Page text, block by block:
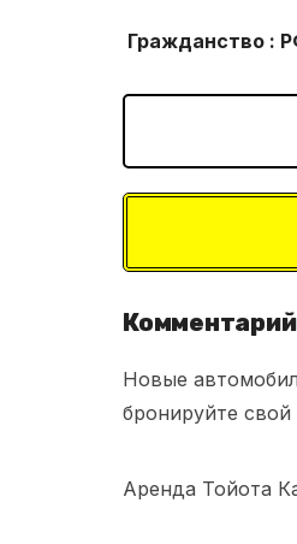
Гражданство :
Новые
бронируйте свой
Аренда Тойота